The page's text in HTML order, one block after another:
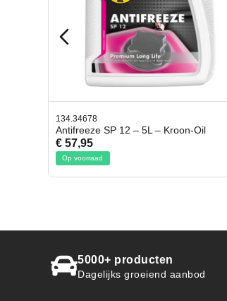
40.500
Krokodillen bek 2 stuks
€ 4,95
Op voorraad
5000+ producten
Dagelijks groeiend aanbod